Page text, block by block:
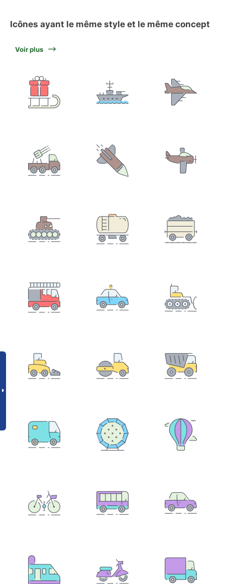
Icônes ayant le même style et le même concept
Voir plus